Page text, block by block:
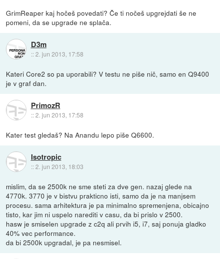
GrimReaper kaj hočeš povedati? Če ti nočeš upgrejdati še ne
pomeni, da se upgrade ne splača.
D3m
::2. jun 2013, 17:58
Kateri Core2 so pa uporabili? V testu ne piše nič, samo en Q9400
je v graf dan.
PrimozR
::2. jun 2013, 17:58
Kater test gledaš? Na Anandu lepo piše Q6600.
Isotropic
::2. jun 2013, 18:03
mislim, da se 2500k ne sme steti za dve gen. nazaj glede na
4770k. 3770 je v bistvu prakticno isti, samo da je na manjsem
procesu. sama arhitektura je pa minimalno spremenjena, obicajno
tisto, kar jim ni uspelo narediti v casu, da bi prislo v 2500.
hasw je smiselen upgrade z c2q ali prvih i5, i7, saj ponuja gladko
40% vec performance.
da bi 2500k upgradal, je pa nesmisel.